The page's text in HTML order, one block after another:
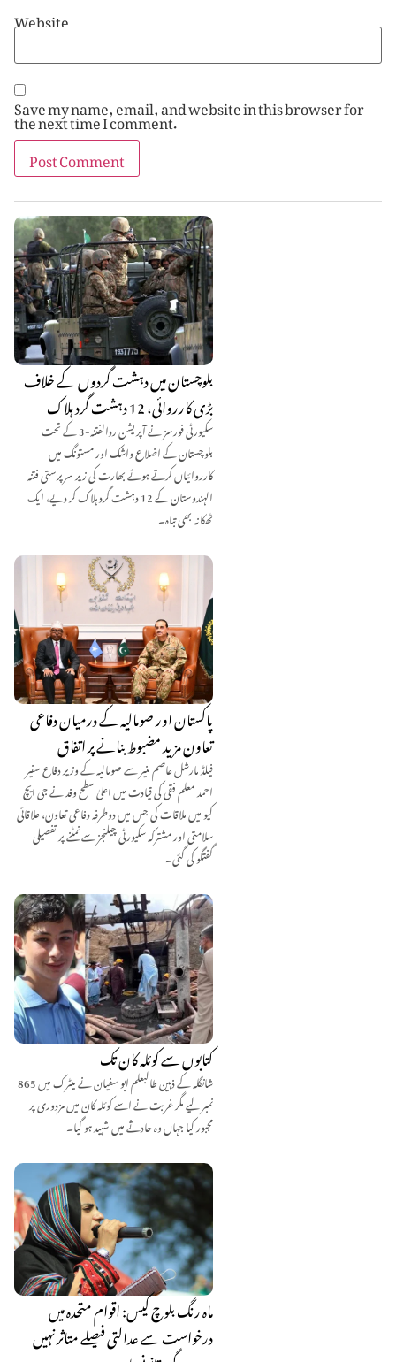
بلوچستان میں دہشت گردوں کے خلاف
بڑی کارروائی، 12 دہشت گرد ہلاک
سکیورٹی فورسز نے آپریشن ردالفتنہ-3 کے تحت
بلوچستان کے اضلاع واشک اور مستونگ میں
کارروائیاں کرتے ہوئے بھارت کی زیر سرپرستی فتنہ
الہندوستان کے 12 دہشت گرد ہلاک کر دیے، ایک
ٹھکانہ بھی تباہ۔
پاکستان اور صومالیہ کے درمیان دفاعی
تعاون مزید مضبوط بنانے پر اتفاق
فیلڈ مارشل عاصم منیر سے صومالیہ کے وزیر دفاع سفیر
احمد معلم فقی کی قیادت میں اعلیٰ سطح وفد نے جی ایچ
کیو میں ملاقات کی جس میں دوطرفہ دفاعی تعاون، علاقائی
سلامتی اور مشترکہ سکیورٹی چیلنجز سے نمٹنے پر تفصیلی
گفتگو کی گئی۔
کتابوں سے کوئلہ کان تک
شانگلہ کے ذہین طالبعلم ابو سفیان نے میٹرک میں 865
نمبر لیے مگر غربت نے اسے کوئلہ کان میں مزدوری پر
مجبور کیا جہاں وہ حادثے میں شہید ہو گیا۔
ماہ رنگ بلوچ کیس: اقوام متحدہ میں
درخواست سے عدالتی فیصلے متاثر نہیں
Website
Save my name, email, and website in this browser for
the next time I comment.